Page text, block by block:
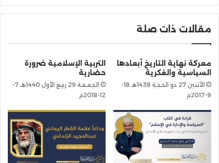
مقالات ذات صلة
معركة نهاية التاريخ أبعادها
السياسية والفكرية
الأثنين 27 ذو الحجة 1438هـ 18-
9-2017م
التربية الإسلامية ضرورة
حضارية
الجمعة 29 ربيع الأول 1440هـ 7-
12-2018م